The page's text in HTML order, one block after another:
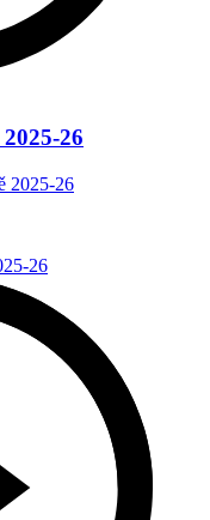
26
2025-26